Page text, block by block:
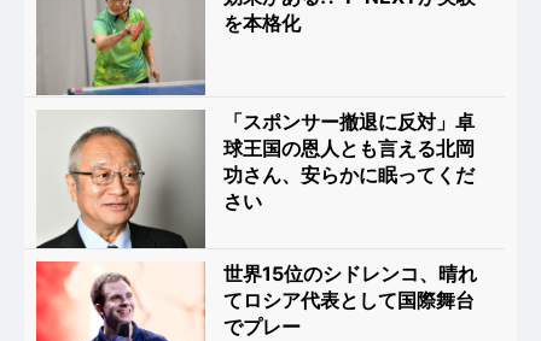
を本格化
「スポンサー撤退に反対」卓
球王国の恩人とも言える北岡
功さん、安らかに眠ってくだ
さい
世界15位のシドレンコ、晴れ
てロシア代表として国際舞台
でプレー